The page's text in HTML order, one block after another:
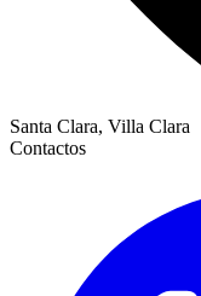
Santa Clara, Villa Clara
Contactos